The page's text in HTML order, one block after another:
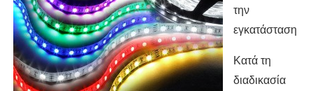
την
εγκατάσταση
Κατά τη
διαδικασία